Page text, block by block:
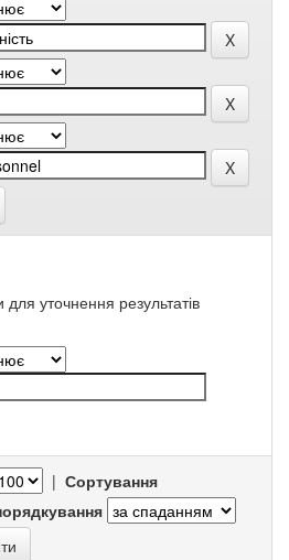
уточнення результатів
| Сортування